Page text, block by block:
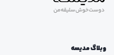
وبلاگ مدیسه